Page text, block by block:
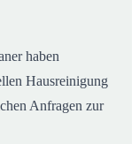
haben
Hausreinigung
Anfragen zur